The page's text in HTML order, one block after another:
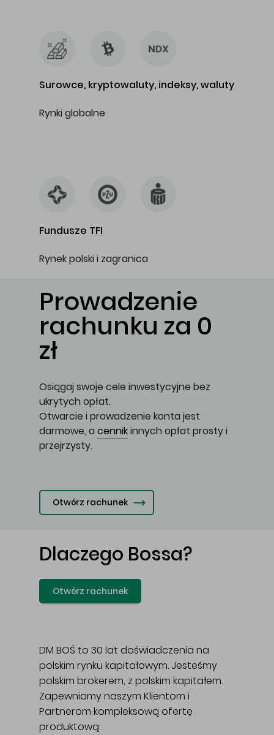
Surowce, kryptowaluty, indeksy, waluty
Rynki globalne
Fundusze TFI
Rynek polski i zagranica
Prowadzenie
rachunku za 0
zł
Osiągaj swoje cele inwestycyjne bez
ukrytych opłat.
Otwarcie i prowadzenie konta jest
darmowe, a cennikinnych opłat prosty i
przejrzysty.
Otwórz rachunek
Dlaczego Bossa?
Otwórz rachunek
DM BOŚ to 30 lat doświadczenia na
polskim rynku kapitałowym. Jesteśmy
polskim brokerem, z polskim kapitałem.
Zapewniamy naszym Klientom i
Partnerom kompleksową ofertę
produktową.